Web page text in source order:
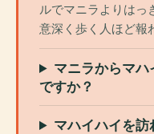
ルでマニラよりはっ
意深く歩く人ほど報
マニラからマ
ですか？
マハイハイを